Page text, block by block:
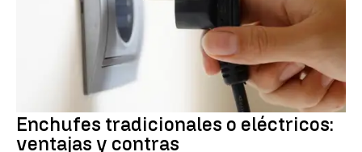
Enchufes tradicionales o eléctricos:
ventajas y contras